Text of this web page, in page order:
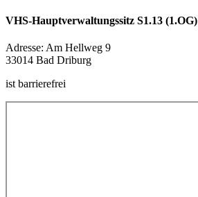
VHS-Hauptverwaltungssitz S1.13 (1.OG)
Adresse: Am Hellweg 9
33014 Bad Driburg
ist barrierefrei